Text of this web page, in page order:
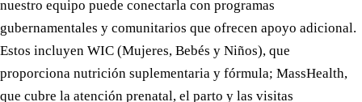
nuestro equipo puede conectarla con programas
gubernamentales y comunitarios que ofrecen apoyo adicional.
Estos incluyen WIC (Mujeres, Bebés y Niños), que
proporciona nutrición suplementaria y fórmula; MassHealth,
que cubre la atención prenatal, el parto y las visitas